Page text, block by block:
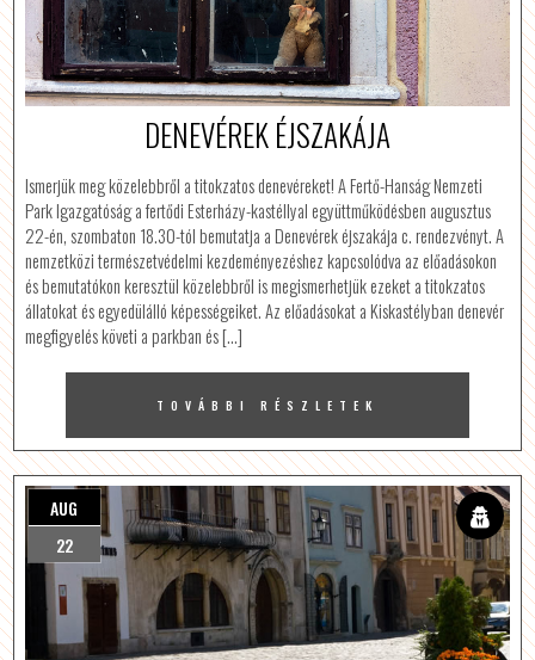
DENEVÉREK ÉJSZAKÁJA
Ismerjük meg közelebbről a titokzatos denevéreket! A Fertő-Hanság Nemzeti
Park Igazgatóság a fertődi Esterházy-kastéllyal együttműködésben augusztus
22-én, szombaton 18.30-tól bemutatja a Denevérek éjszakája c. rendezvényt. A
nemzetközi természetvédelmi kezdeményezéshez kapcsolódva az előadásokon
és bemutatókon keresztül közelebbről is megismerhetjük ezeket a titokzatos
állatokat és egyedülálló képességeiket. Az előadásokat a Kiskastélyban denevér
megfigyelés követi a parkban és […]
TOVÁBBI RÉSZLETEK
AUG
22